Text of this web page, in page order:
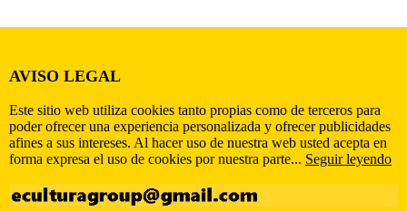
AVISO LEGAL
Este sitio web utiliza cookies tanto propias como de terceros para
poder ofrecer una experiencia personalizada y ofrecer publicidades
afines a sus intereses. Al hacer uso de nuestra web usted acepta en
forma expresa el uso de cookies por nuestra parte... Seguir leyendo